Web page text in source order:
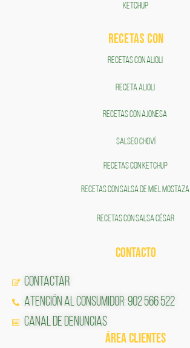
KETCHUP
RECETAS COn
RECETAS CON ALIOLI
RECETA ALIOLI
RECETAS CON AJONESA
SALSEO CHOVÍ
RECETAS CON KETCHUP
RECETAS CON SALSA DE MIEL MOSTAZA
RECETAS CON SALSA CÉSAR
CONTACTO
Contactar
Atención al Consumidor: 902 566 522
Canal de Denuncias
ÁREA CLIENTES